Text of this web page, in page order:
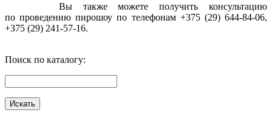
Вы также можете получить конcультацию
по проведению пирошоу по телефонам +375 (29) 644-84-06,
+375 (29) 241-57-16.
Поиск по каталогу: